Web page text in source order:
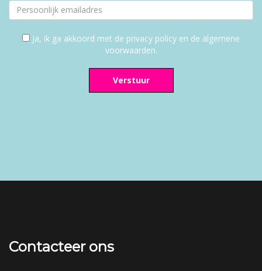
Ja, ik ga akkoord met de privacy policy en de algemene
voorwaarden.
Verstuur
Contacteer ons